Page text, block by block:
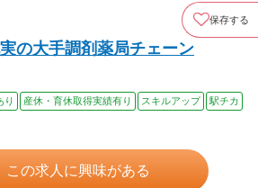
保存する
の大手調剤薬局チェーン
り 産休・育休取得実績有り スキルアップ
駅チカ
この求人に興味がある